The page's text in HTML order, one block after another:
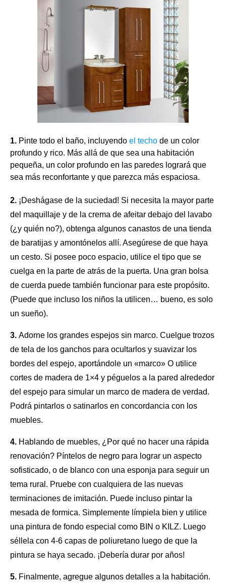
1. Pinte todo el baño, incluyendo el techo de un color
profundo y rico. Más allá de que sea una habitación
pequeña, un color profundo en las paredes logrará que
sea más reconfortante y que parezca más espaciosa.
2. ¡Deshágase de la suciedad! Si necesita la mayor parte
del maquillaje y de la crema de afeitar debajo del lavabo
(¿y quién no?), obtenga algunos canastos de una tienda
de baratijas y amontónelos allí. Asegúrese de que haya
un cesto. Si posee poco espacio, utilice el tipo que se
cuelga en la parte de atrás de la puerta. Una gran bolsa
de cuerda puede también funcionar para este propósito.
(Puede que incluso los niños la utilicen… bueno, es solo
un sueño).
3. Adorne los grandes espejos sin marco. Cuelgue trozos
de tela de los ganchos para ocultarlos y suavizar los
bordes del espejo, aportándole un «marco» O utilice
cortes de madera de 1×4 y péguelos a la pared alrededor
del espejo para simular un marco de madera de verdad.
Podrá pintarlos o satinarlos en concordancia con los
muebles.
4. Hablando de muebles, ¿Por qué no hacer una rápida
renovación? Píntelos de negro para lograr un aspecto
sofisticado, o de blanco con una esponja para seguir un
tema rural. Pruebe con cualquiera de las nuevas
terminaciones de imitación. Puede incluso pintar la
mesada de formica. Simplemente límpiela bien y utilice
una pintura de fondo especial como BIN o KILZ. Luego
séllela con 4-6 capas de poliuretano luego de que la
pintura se haya secado. ¡Debería durar por años!
5. Finalmente, agregue algunos detalles a la habitación.